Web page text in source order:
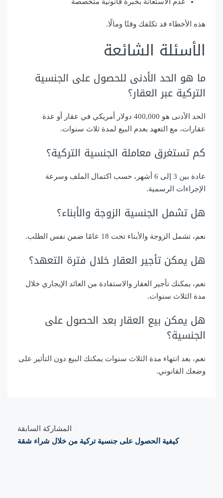
هذه الأخطاء قد تكلفك وقتًا ومالًا.
الأسئلة الشائعة
ما هو الحد الأدنى للحصول على الجنسية
التركية عبر العقار؟
الحد الأدنى هو 400,000 دولار أمريكي في عقار أو عدة
عقارات، مع التعهد بعدم البيع لمدة ثلاث سنوات.
كم تستغرق معاملة الجنسية التركية؟
عادة بين 3 إلى 6 أشهر، حسب اكتمال الملف وسرعة
الإجراءات الرسمية.
هل تشمل الجنسية الزوجة والأبناء؟
نعم، تشمل الزوجة والأبناء تحت 18 عامًا ضمن نفس الطلب.
هل يمكن تأجير العقار خلال فترة التعهد؟
نعم، يمكنك تأجير العقار والاستفادة من العائد الإيجاري خلال
مدة الثلاث سنوات.
هل يمكن بيع العقار بعد الحصول على
الجنسية؟
نعم، بعد انتهاء مدة الثلاث سنوات يمكنك البيع دون التأثير على
وضعك القانوني.
المشاركة السابقة
كيفية الحصول على جنسية تركية من خلال شراء شقة